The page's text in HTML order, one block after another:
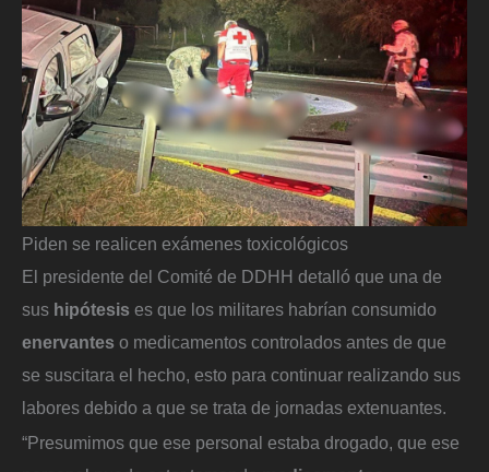
Piden se realicen exámenes toxicológicos
El presidente del Comité de DDHH detalló que una de
sus hipótesis es que los militares habrían consumido
enervantes o medicamentos controlados antes de que
se suscitara el hecho, esto para continuar realizando sus
labores debido a que se trata de jornadas extenuantes.
“Presumimos que ese personal estaba drogado, que ese